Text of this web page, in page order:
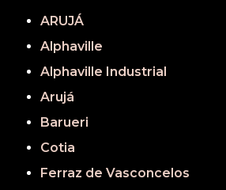
ARUJÁ
Alphaville
Alphaville Industrial
Arujá
Barueri
Cotia
Ferraz de Vasconcelos